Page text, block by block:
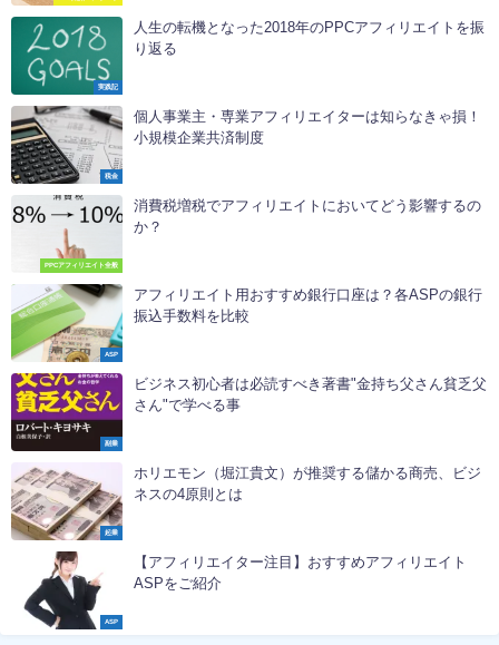
実践記
人生の転機となった2018年のPPCアフィリエイトを振
り返る
税金
個人事業主・専業アフィリエイターは知らなきゃ損！
小規模企業共済制度
PPCアフィリエイト全般
消費税増税でアフィリエイトにおいてどう影響するの
か？
ASP
アフィリエイト用おすすめ銀行口座は？各ASPの銀行
振込手数料を比較
副業
ビジネス初心者は必読すべき著書"金持ち父さん貧乏父
さん"で学べる事
起業
ホリエモン（堀江貴文）が推奨する儲かる商売、ビジ
ネスの4原則とは
ASP
【アフィリエイター注目】おすすめアフィリエイト
ASPをご紹介